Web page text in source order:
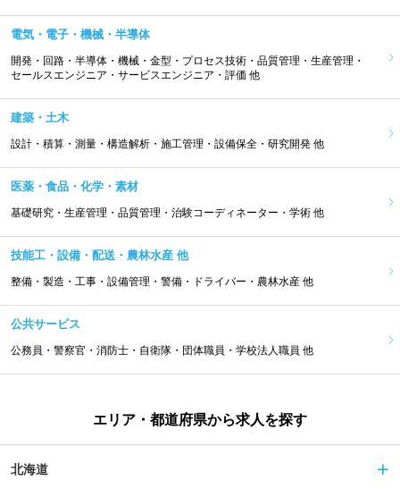
電気・電子・機械・半導体
開発・回路・半導体・機械・金型・プロセス技術・品質管理・生産管理・
セールスエンジニア・サービスエンジニア・評価 他
建築・土木
設計・積算・測量・構造解析・施工管理・設備保全・研究開発 他
医薬・食品・化学・素材
基礎研究・生産管理・品質管理・治験コーディネーター・学術 他
技能工・設備・配送・農林水産 他
整備・製造・工事・設備管理・警備・ドライバー・農林水産 他
公共サービス
公務員・警察官・消防士・自衛隊・団体職員・学校法人職員 他
エリア・都道府県から求人を探す
北海道